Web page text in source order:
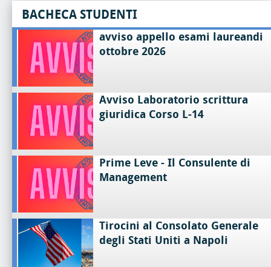
BACHECA STUDENTI
avviso appello esami laureandi
ottobre 2026
Avviso Laboratorio scrittura
giuridica Corso L-14
Prime Leve - Il Consulente di
Management
Tirocini al Consolato Generale
degli Stati Uniti a Napoli